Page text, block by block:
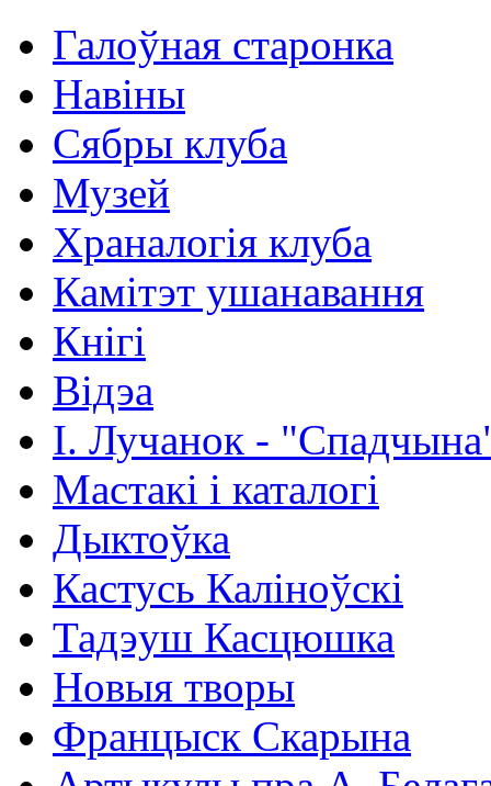
Галоўная старонка
Навіны
Сябры клуба
Музей
Храналогія клуба
Камітэт ушанавання
Кнігі
Відэа
І. Лучанок -
Мастакі i каталогi
Дыктоўка
Кастусь Каліноўскі
Тадэуш Касцюшка
Новыя творы
Францыск Скарына